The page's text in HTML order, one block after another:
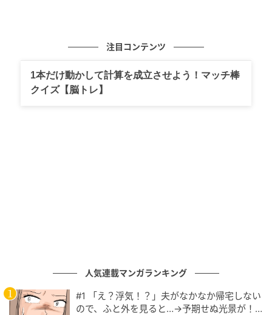
注目コンテンツ
1本だけ動かして計算を成立させよう！マッチ棒
クイズ【脳トレ】
人気連載マンガランキング
#1 「え？浮気！？」夫がなかなか帰宅しない
ので、ふと外を見ると…→予期せぬ光景が！